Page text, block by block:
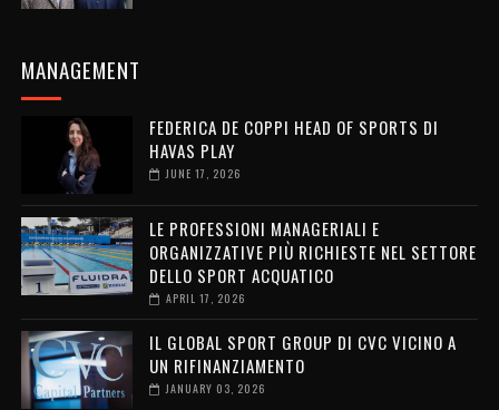
MANAGEMENT
FEDERICA DE COPPI HEAD OF SPORTS DI
HAVAS PLAY
JUNE 17, 2026
LE PROFESSIONI MANAGERIALI E
ORGANIZZATIVE PIÙ RICHIESTE NEL SETTORE
DELLO SPORT ACQUATICO
APRIL 17, 2026
IL GLOBAL SPORT GROUP DI CVC VICINO A
UN RIFINANZIAMENTO
JANUARY 03, 2026